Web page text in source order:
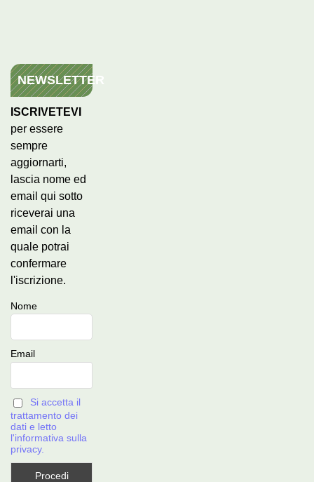
NEWSLETTER
ISCRIVETEVI
per essere
sempre
aggiornarti,
lascia nome ed
email qui sotto
riceverai una
email con la
quale potrai
confermare
l'iscrizione.
Nome
Email
Si accetta il
trattamento dei
dati e letto
l'informativa sulla
privacy.